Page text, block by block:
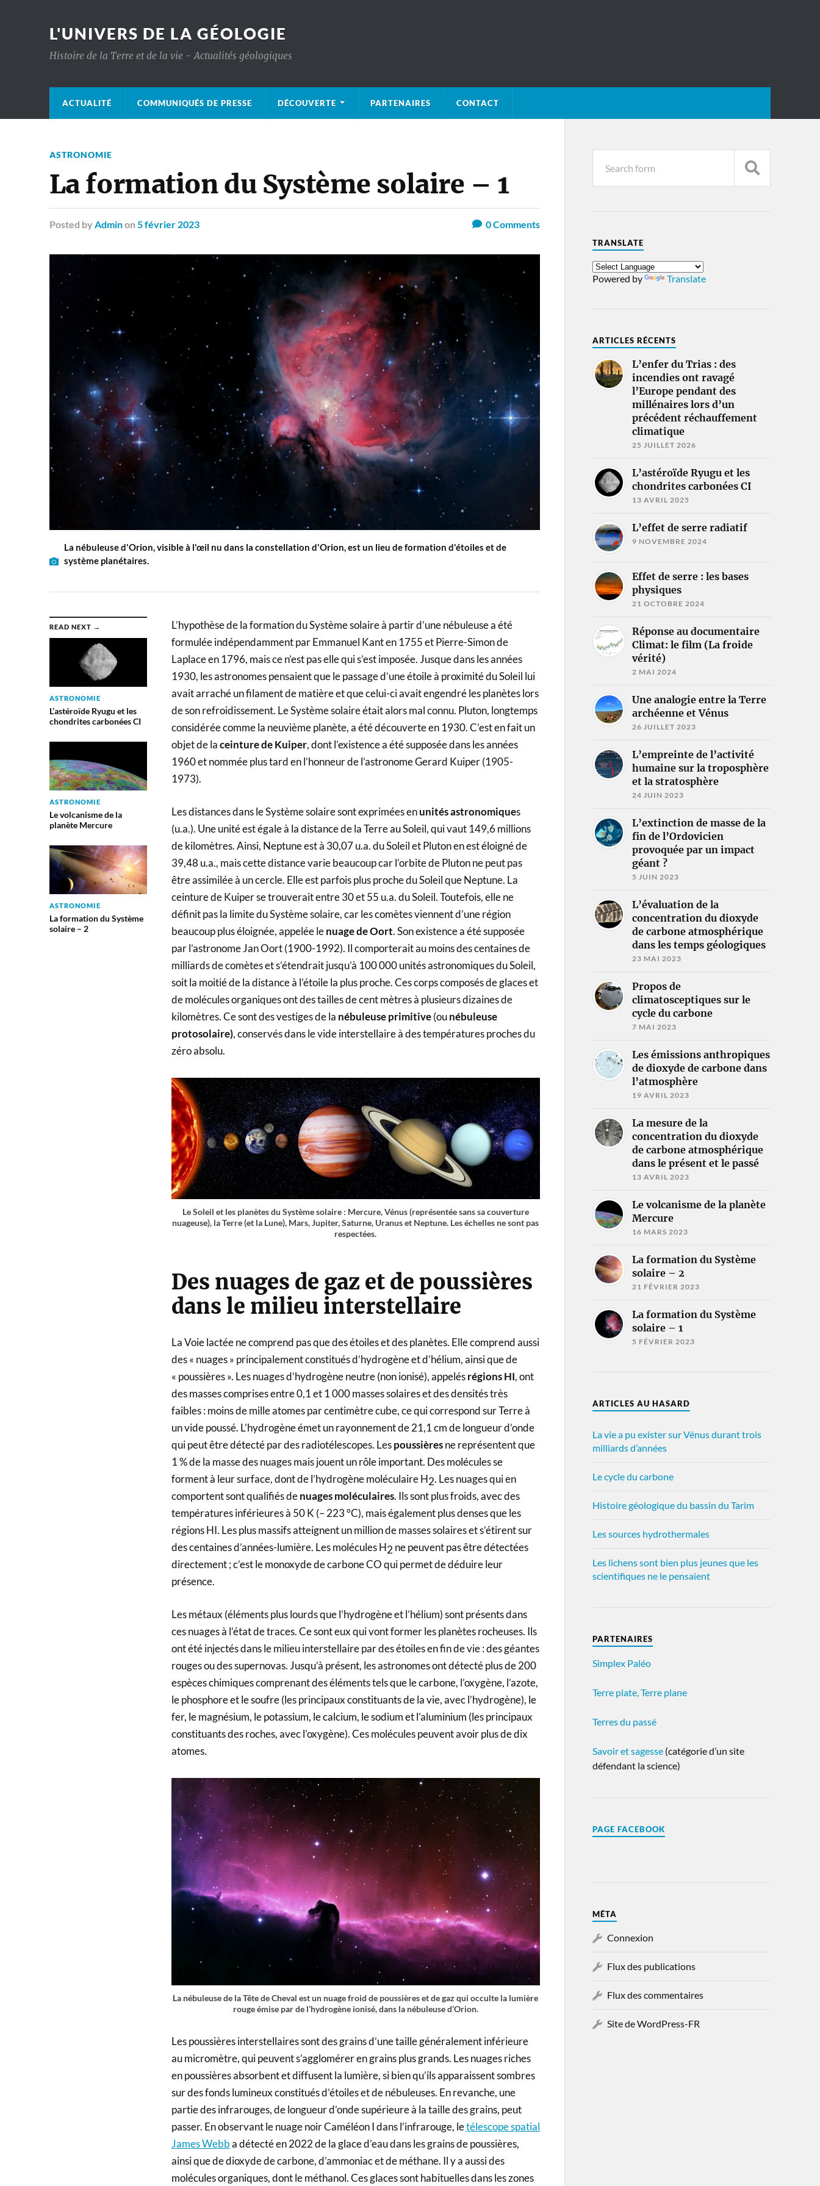
L'UNIVERS DE LA GÉOLOGIE
Histoire de la Terre et de la vie - Actualités géologiques
ACTUALITÉ COMMUNIQUÉS DE PRESSE DÉCOUVERTE PARTENAIRES CONTACT
ASTRONOMIE
La formation du Système solaire – 1
Posted by Adminon 5 février 2023 0Comments
La nébuleuse d'Orion, visible à l'œil nu dans la constellation d'Orion, est un lieu de formation d'étoiles et de
système planétaires.
READ NEXT →
ASTRONOMIE
L’astéroïde Ryugu et les
chondrites carbonées CI
ASTRONOMIE
Le volcanisme de la
planète Mercure
ASTRONOMIE
La formation du Système
solaire – 2
L’hypothèse de la formation du Système solaire à partir d’une nébuleuse a été
formulée indépendamment par Emmanuel Kant en 1755 et Pierre-Simon de
Laplace en 1796, mais ce n’est pas elle qui s’est imposée. Jusque dans les années
1930, les astronomes pensaient que le passage d’une étoile à proximité du Soleil lui
avait arraché un filament de matière et que celui-ci avait engendré les planètes lors
de son refroidissement. Le Système solaire était alors mal connu. Pluton, longtemps
considérée comme la neuvième planète, a été découverte en 1930. C’est en fait un
objet de laceinture de Kuiper, dont l’existence a été supposée dans les années
1960 et nommée plus tard en l’honneur de l’astronome Gerard Kuiper (1905-
1973).
Les distances dans le Système solaire sont exprimées enunités astronomiques
(u.a.). Une unité est égale à la distance de la Terre au Soleil, qui vaut 149,6 millions
de kilomètres. Ainsi, Neptune est à 30,07 u.a. du Soleil et Pluton en est éloigné de
39,48 u.a., mais cette distance varie beaucoup car l’orbite de Pluton ne peut pas
être assimilée à un cercle. Elle est parfois plus proche du Soleil que Neptune. La
ceinture de Kuiper se trouverait entre 30 et 55 u.a. du Soleil. Toutefois, elle ne
définit pas la limite du Système solaire, car les comètes viennent d’une région
beaucoup plus éloignée, appelée lenuage de Oort. Son existence a été supposée
par l’astronome Jan Oort (1900-1992). Il comporterait au moins des centaines de
milliards de comètes et s’étendrait jusqu’à 100 000 unités astronomiques du Soleil,
soit la moitié de la distance à l’étoile la plus proche. Ces corps composés de glaces et
de molécules organiques ont des tailles de cent mètres à plusieurs dizaines de
kilomètres. Ce sont des vestiges de la nébuleuse primitive(ounébuleuse
protosolaire), conservés dans le vide interstellaire à des températures proches du
zéro absolu.
Le Soleil et les planètes du Système solaire : Mercure, Vénus (représentée sans sa couverture
nuageuse), la Terre (et la Lune), Mars, Jupiter, Saturne, Uranus et Neptune. Les échelles ne sont pas
respectées.
Des nuages de gaz et de poussières
dans le milieu interstellaire
La Voie lactée ne comprend pas que des étoiles et des planètes. Elle comprend aussi
des « nuages » principalement constitués d’hydrogène et d’hélium, ainsi que de
« poussières ». Les nuages d’hydrogène neutre (non ionisé), appelésrégions HI, ont
des masses comprises entre 0,1 et 1 000 masses solaires et des densités très
faibles : moins de mille atomes par centimètre cube, ce qui correspond sur Terre à
un vide poussé. L’hydrogène émet un rayonnement de 21,1 cm de longueur d’onde
qui peut être détecté par des radiotélescopes. Lespoussièresne représentent que
1 % de la masse des nuages mais jouent un rôle important. Des molécules se
forment à leur surface, dont de l’hydrogène moléculaire H2. Les nuages qui en
comportent sont qualifiés denuages moléculaires. Ils sont plus froids, avec des
températures inférieures à 50 K (– 223 °C), mais également plus denses que les
régions HI. Les plus massifs atteignent un million de masses solaires et s’étirent sur
des centaines d’années-lumière. Les molécules H2 ne peuvent pas être détectées
directement ; c’est le monoxyde de carbone CO qui permet de déduire leur
présence.
Les métaux (éléments plus lourds que l’hydrogène et l’hélium) sont présents dans
ces nuages à l’état de traces. Ce sont eux qui vont former les planètes rocheuses. Ils
ont été injectés dans le milieu interstellaire par des étoiles en fin de vie : des géantes
rouges ou des supernovas. Jusqu’à présent, les astronomes ont détecté plus de 200
espèces chimiques comprenant des éléments tels que le carbone, l’oxygène, l’azote,
le phosphore et le soufre (les principaux constituants de la vie, avec l’hydrogène), le
fer, le magnésium, le potassium, le calcium, le sodium et l’aluminium (les principaux
constituants des roches, avec l’oxygène). Ces molécules peuvent avoir plus de dix
atomes.
La nébuleuse de la Tête de Cheval est un nuage froid de poussières et de gaz qui occulte la lumière
rouge émise par de l’hydrogène ionisé, dans la nébuleuse d’Orion.
Les poussières interstellaires sont des grains d’une taille généralement inférieure
au micromètre, qui peuvent s’agglomérer en grains plus grands. Les nuages riches
en poussières absorbent et diffusent la lumière, si bien qu’ils apparaissent sombres
sur des fonds lumineux constitués d’étoiles et de nébuleuses. En revanche, une
partie des infrarouges, de longueur d’onde supérieure à la taille des grains, peut
passer. En observant le nuage noir Caméléon I dans l’infrarouge, letélescope spatial
James Webba détecté en 2022 de la glace d’eau dans les grains de poussières,
ainsi que de dioxyde de carbone, d’ammoniac et de méthane. Il y a aussi des
molécules organiques, dont le méthanol. Ces glaces sont habituelles dans les zones
TRANSLATE
Powered by Translate
ARTICLES RÉCENTS
L’enfer du Trias : des
incendies ont ravagé
l’Europe pendant des
millénaires lors d’un
précédent réchauffement
climatique
25 JUILLET 2026
L’astéroïde Ryugu et les
chondrites carbonées CI
13 AVRIL 2025
L’effet de serre radiatif
9 NOVEMBRE 2024
Effet de serre : les bases
physiques
21 OCTOBRE 2024
Réponse au documentaire
Climat: le film (La froide
vérité)
2 MAI 2024
Une analogie entre la Terre
archéenne et Vénus
26 JUILLET 2023
L’empreinte de l’activité
humaine sur la troposphère
et la stratosphère
24 JUIN 2023
L’extinction de masse de la
fin de l’Ordovicien
provoquée par un impact
géant ?
5 JUIN 2023
L’évaluation de la
concentration du dioxyde
de carbone atmosphérique
dans les temps géologiques
23 MAI 2023
Propos de
climatosceptiques sur le
cycle du carbone
7 MAI 2023
Les émissions anthropiques
de dioxyde de carbone dans
l’atmosphère
19 AVRIL 2023
La mesure de la
concentration du dioxyde
de carbone atmosphérique
dans le présent et le passé
13 AVRIL 2023
Le volcanisme de la planète
Mercure
16 MARS 2023
La formation du Système
solaire – 2
21 FÉVRIER 2023
La formation du Système
solaire – 1
5 FÉVRIER 2023
ARTICLES AU HASARD
La vie a pu exister sur Vénus durant trois
milliards d’années
Le cycle du carbone
Histoire géologique du bassin du Tarim
Les sources hydrothermales
Les lichens sont bien plus jeunes que les
scientifiques ne le pensaient
PARTENAIRES
Simplex Paléo
Terre plate, Terre plane
Terres du passé
Savoir et sagesse(catégorie d’un site
défendant la science)
PAGE FACEBOOK
MÉTA
Connexion
Flux des publications
Flux des commentaires
Site de WordPress-FR